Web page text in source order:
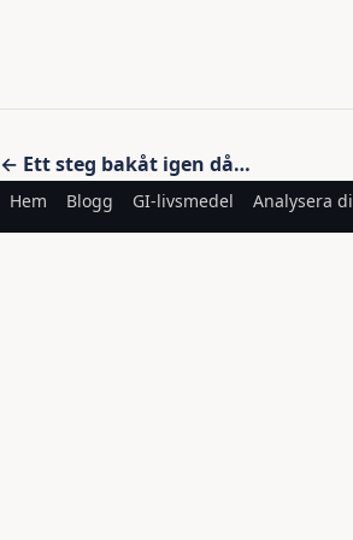
Inläggsnavigering
← Ett steg bakåt igen då…
Hem Blogg GI-livsmedel Analysera